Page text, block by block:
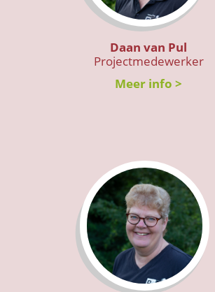
Daan van Pul
Projectmedewerker
Meer info >